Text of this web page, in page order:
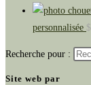
personnalisée $
Recherche pour :
Site web par